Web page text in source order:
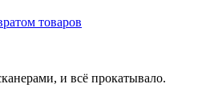
товаров
и всё прокатывало.